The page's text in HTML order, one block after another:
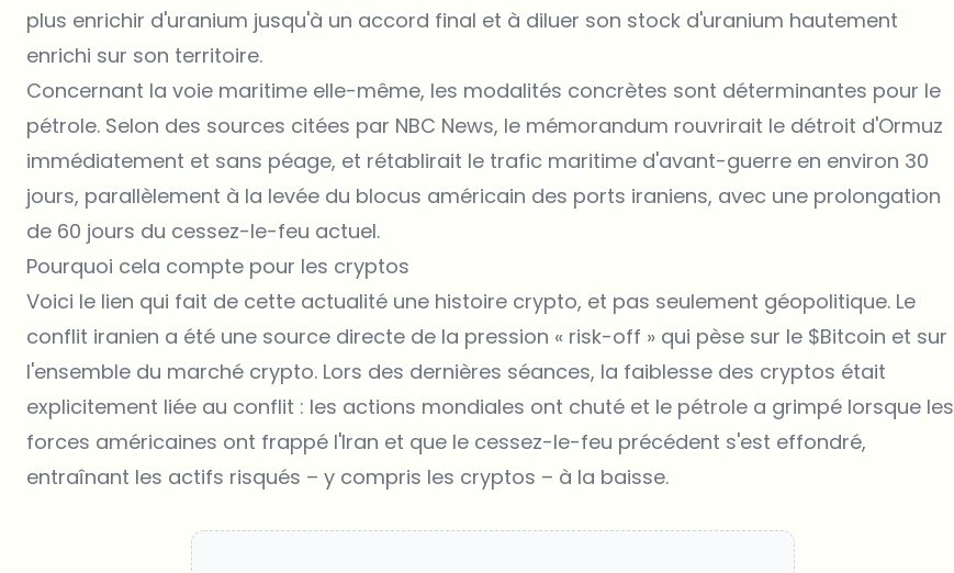
plus enrichir d'uranium jusqu'à un accord final et à diluer son stock d'uranium hautement
enrichi sur son territoire.
Concernant la voie maritime elle-même, les modalités concrètes sont déterminantes pour le
pétrole. Selon des sources citées par NBC News, le mémorandum rouvrirait le détroit d'Ormuz
immédiatement et sans péage, et rétablirait le trafic maritime d'avant-guerre en environ 30
jours, parallèlement à la levée du blocus américain des ports iraniens, avec une prolongation
de 60 jours du cessez-le-feu actuel.
Pourquoi cela compte pour les cryptos
Voici le lien qui fait de cette actualité une histoire crypto, et pas seulement géopolitique. Le
conflit iranien a été une source directe de la pression « risk-off » qui pèse sur le $Bitcoin et sur
l'ensemble du marché crypto. Lors des dernières séances, la faiblesse des cryptos était
explicitement liée au conflit : les actions mondiales ont chuté et le pétrole a grimpé lorsque les
forces américaines ont frappé l'Iran et que le cessez-le-feu précédent s'est effondré,
entraînant les actifs risqués – y compris les cryptos – à la baisse.